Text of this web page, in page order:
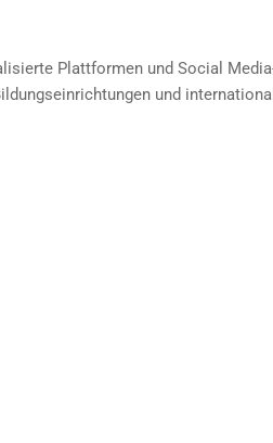
Plattformen und Social
und